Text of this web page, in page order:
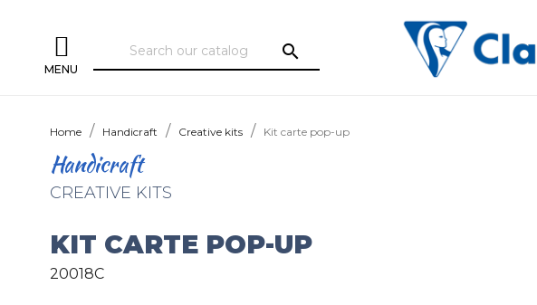
MENU
search
Home Handicraft Creative kits Kit carte pop-up
Handicraft
CREATIVE KITS
KIT CARTE POP-UP
20018C